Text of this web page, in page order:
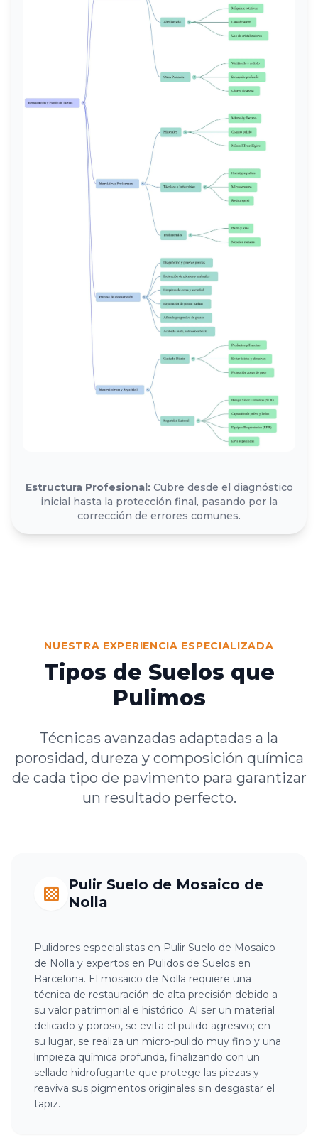
Estructura Profesional:Cubre desde el diagnóstico
inicial hasta la protección final, pasando por la
corrección de errores comunes.
NUESTRA EXPERIENCIA ESPECIALIZADA
Tipos de Suelos que
Pulimos
Técnicas avanzadas adaptadas a la
porosidad, dureza y composición química
de cada tipo de pavimento para garantizar
un resultado perfecto.
Pulir Suelo de Mosaico de
Nolla
Pulidores especialistas en Pulir Suelo de Mosaico
de Nolla y expertos en Pulidos de Suelos en
Barcelona. El mosaico de Nolla requiere una
técnica de restauración de alta precisión debido a
su valor patrimonial e histórico. Al ser un material
delicado y poroso, se evita el pulido agresivo; en
su lugar, se realiza un micro-pulido muy fino y una
limpieza química profunda, finalizando con un
sellado hidrofugante que protege las piezas y
reaviva sus pigmentos originales sin desgastar el
tapiz.